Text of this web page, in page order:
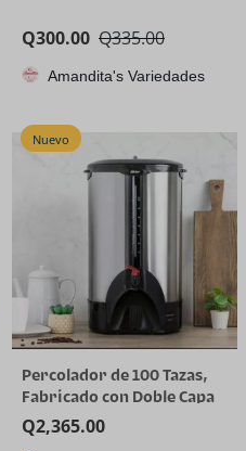
Q335.00
Q300.00
Amandita's Variedades
Nuevo
Percolador de 100 Tazas,
Fabricado con Doble Capa
de Acero Inoxidable
Q2,365.00